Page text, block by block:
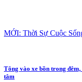
MỚI: Thời Sự Cuộc
Tông vào xe bồn trong
tâm